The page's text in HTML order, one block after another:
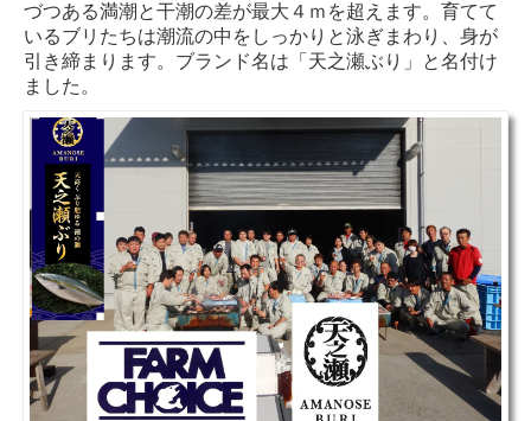
づつある満潮と干潮の差が最大４ｍを超えます。育てて
いるブリたちは潮流の中をしっかりと泳ぎまわり、身が
引き締まります。ブランド名は「天之瀬ぶり」と名付け
ました。